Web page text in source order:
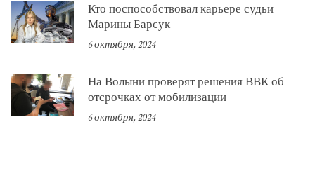
Кто поспособствовал карьере судьи
Марины Барсук
6 октября, 2024
На Волыни проверят решения ВВК об
отсрочках от мобилизации
6 октября, 2024